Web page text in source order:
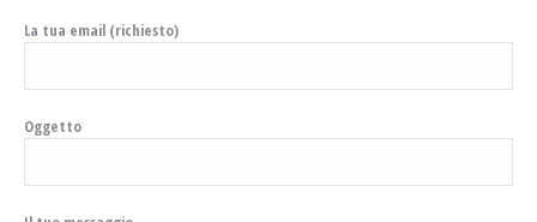
La tua email (richiesto)
Oggetto